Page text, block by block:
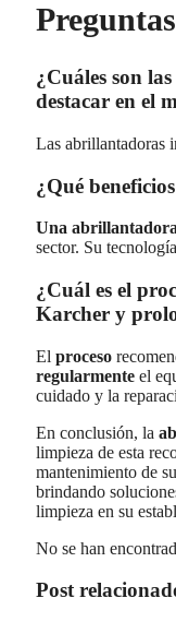
¿Cuáles son
destacar en el
Las abrillantadoras
¿Qué
Una
sector. Su
¿Cuál es el
Karcher y
El proceso
regularmente el
cuidado y la
En conclusión, la
limpieza de esta
mantenimiento de
brindando
limpieza en su
No se han
Post